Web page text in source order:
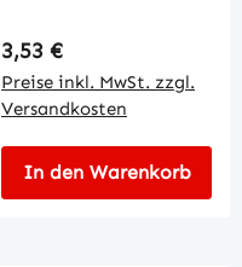
Regulärer Preis:
3,53 €
Preise inkl. MwSt. zzgl.
Versandkosten
In den Warenkorb